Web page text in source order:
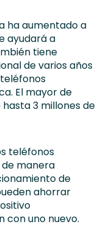
ha aumentado a
ayudará a
tiene
de varios años
El mayor de
3 millones de
teléfonos
manera
de
ahorrar
con uno nuevo.